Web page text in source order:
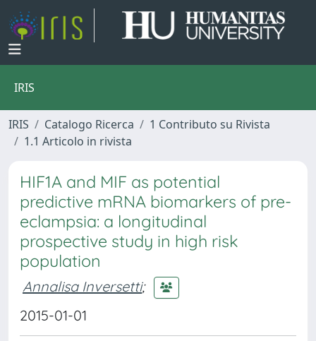
IRIS
IRIS Catalogo Ricerca
1 Contributo su Rivista
1.1 Articolo in rivista
HIF1A and MIF as potential
predictive mRNA biomarkers of pre-
eclampsia: a longitudinal
prospective study in high risk
population
Annalisa Inversetti;
2015-01-01